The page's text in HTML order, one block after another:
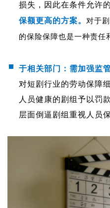
损失，因此在条件允许
保额更高的方案。 对于
的保险保障也是一种责任
于相关部门： 需加强监
对短剧行业的劳动保障
人员健康的剧组予以罚
层面倒逼剧组重视人员保